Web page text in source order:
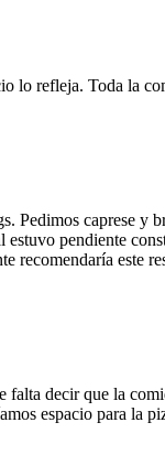
lo refleja. Toda la
Pedimos caprese y
pendiente
este
decir que la
espacio para la